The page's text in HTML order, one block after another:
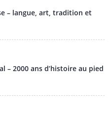
– langue, art, tradition et
– 2000 ans d’histoire au pied